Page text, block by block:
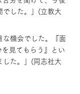
した。」(立教大
な機会でした。『面
見てもらう』とい
した。」(同志社大